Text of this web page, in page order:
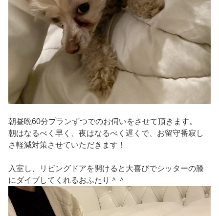
朝昼晩60分プランずつでのお伺いをさせて頂きます。
朝はなるべく早く、夜はなるべく遅くで、お留守番寂し
さ軽減対策させていただきます！
入室し、リビングドアを開けると大喜びでシッターの膝
にダイブしてくれるおふたり＾＾